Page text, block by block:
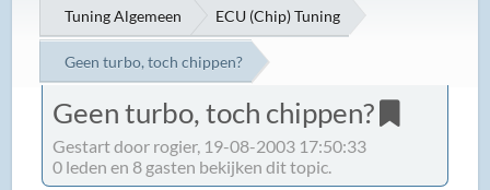
Tuning Algemeen ECU (Chip) Tuning
Geen turbo, toch chippen?
Geen turbo, toch chippen?
Gestart door rogier, 19-08-2003 17:50:33
0 leden en 8 gasten bekijken dit topic.